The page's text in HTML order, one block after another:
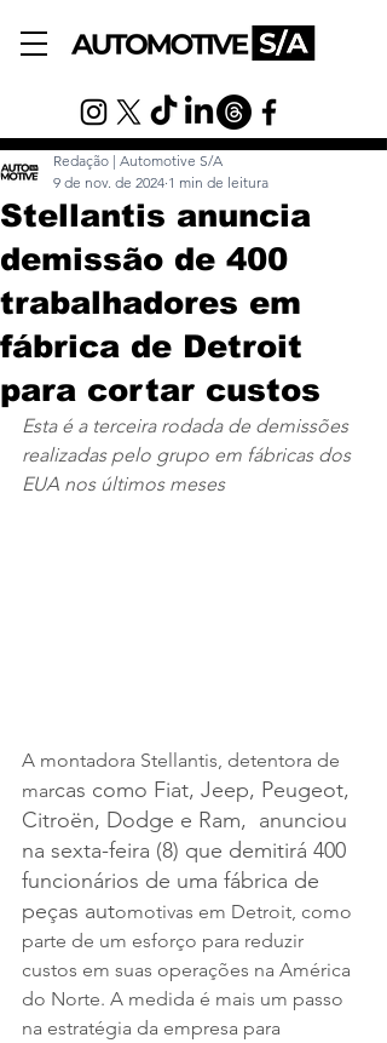
Stellantis anuncia
demissão de 400
trabalhadores em
fábrica de Detroit
para cortar custos
Redação | Automotive S/A
9 de nov. de 2024 1 min de leitura
Esta é a terceira rodada de demissões
realizadas pelo grupo em fábricas dos
EUA nos últimos meses
A montadora Stellantis, detentora de
marcas como Fiat, Jeep, Peugeot,
Citroën, Dodge e Ram,
  anunciou
na sexta-feira (8) que demitirá 400
funcionários de uma fábrica de
peças automotivas em Detroit, como
parte de um esforço para reduzir
custos em suas operações na América
do Norte. A medida é mais um passo
na estratégia da empresa para